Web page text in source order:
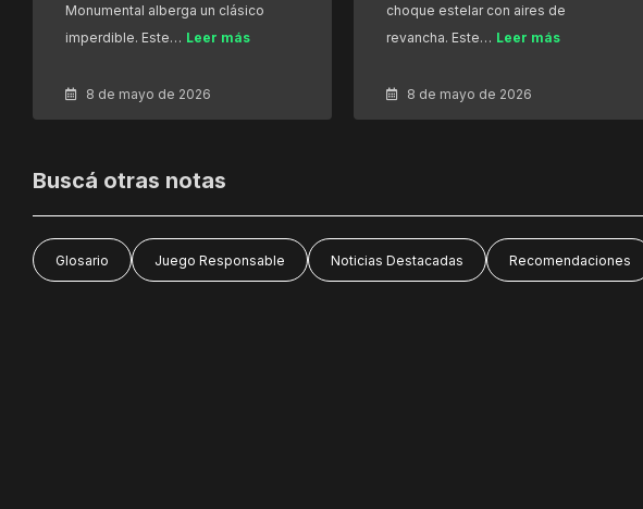
Monumental alberga un clásico
imperdible. Este… Leer más
8 de mayo de 2026
choque estelar con aires de
revancha. Este… Leer más
8 de mayo de 2026
Buscá otras notas
Glosario Juego Responsable Noticias Destacadas Recomendaciones